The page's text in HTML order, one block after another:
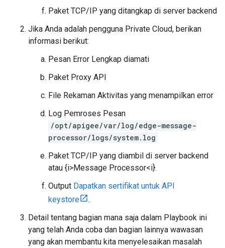
Paket TCP/IP yang ditangkap di server backend
Jika Anda adalah pengguna Private Cloud, berikan
informasi berikut:
Pesan Error Lengkap diamati
Paket Proxy API
File Rekaman Aktivitas yang menampilkan error
Log Pemroses Pesan
/opt/apigee/var/log/edge-message-
processor/logs/system.log
Paket TCP/IP yang diambil di server backend
atau {i>Message Processor<i}.
Output Dapatkan sertifikat untuk API
keystore
.
Detail tentang bagian mana saja dalam Playbook ini
yang telah Anda coba dan bagian lainnya wawasan
yang akan membantu kita menyelesaikan masalah